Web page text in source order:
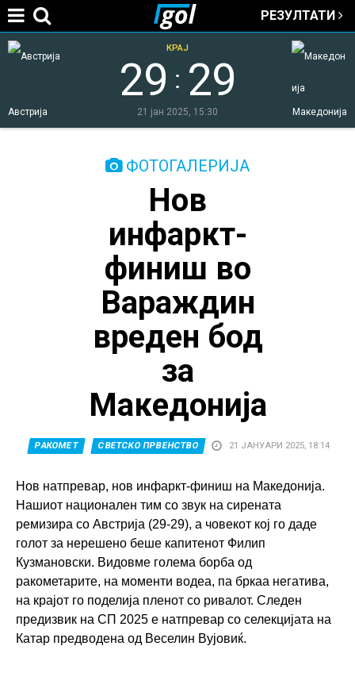
Jump to navigation
РЕЗУЛТАТИ
Австрија Македонија
29 : 29
КРАЈ
21 јан 2025, 15:30
ФОТОГАЛЕРИЈА
Нов
инфаркт-
финиш во
Вараждин
вреден бод
за
Македонија
РАКОМЕТ СВЕТСКО ПРВЕНСТВО 21 ЈАНУАРИ 2025, 18:14
Нов натпревар, нов инфаркт-финиш на Македонија.
Нашиот национален тим со звук на сирената
ремизира со Австрија (29-29), а човекот кој го даде
голот за нерешено беше капитенот Филип
Кузмановски. Видовме голема борба од
ракометарите, на моменти водеа, па бркаа негатива,
на крајот го поделија пленот со ривалот. Следен
предизвик на СП 2025 е натпревар со селекцијата на
Катар предводена од Веселин Вујовиќ.